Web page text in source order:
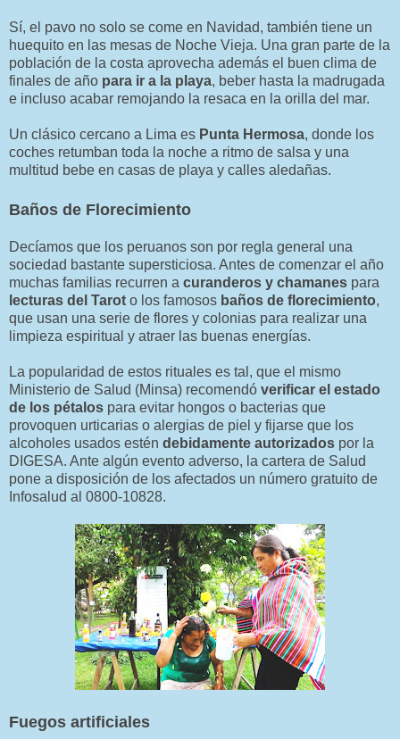
Sí, el pavo no solo se come en Navidad, también tiene un
huequito en las mesas de Noche Vieja. Una gran parte de la
población de la costa aprovecha además el buen clima de
finales de año para ir a la playa, beber hasta la madrugada
e incluso acabar remojando la resaca en la orilla del mar.
Un clásico cercano a Lima es Punta Hermosa, donde los
coches retumban toda la noche a ritmo de salsa y una
multitud bebe en casas de playa y calles aledañas.
Baños de Florecimiento
Decíamos que los peruanos son por regla general una
sociedad bastante supersticiosa. Antes de comenzar el año
muchas familias recurren a curanderos y chamanes para
lecturas del Tarot o los famosos baños de florecimiento,
que usan una serie de flores y colonias para realizar una
limpieza espiritual y atraer las buenas energías.
La popularidad de estos rituales es tal, que el mismo
Ministerio de Salud (Minsa) recomendó verificar el estado
de los pétalos para evitar hongos o bacterias que
provoquen urticarias o alergias de piel y fijarse que los
alcoholes usados estén debidamente autorizados por la
DIGESA. Ante algún evento adverso, la cartera de Salud
pone a disposición de los afectados un número gratuito de
Infosalud al 0800-10828.
Fuegos artificiales